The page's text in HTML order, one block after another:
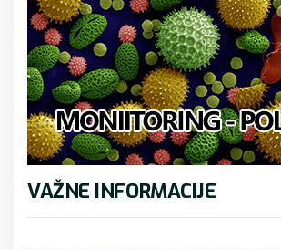
VAŽNE INFORMACIJE